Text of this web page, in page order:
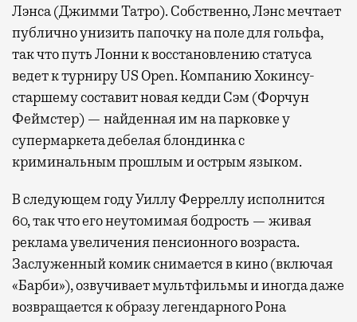
Лэнса (Джимми Татро). Собственно, Лэнс мечтает
публично унизить папочку на поле для гольфа,
так что путь Лонни к восстановлению статуса
ведет к турниру US Open. Компанию Хокинсу-
старшему составит новая кедди Сэм (Форчун
Феймстер) — найденная им на парковке у
супермаркета дебелая блондинка с
криминальным прошлым и острым языком.
В следующем году Уиллу Ферреллу исполнится
60, так что его неутомимая бодрость — живая
реклама увеличения пенсионного возраста.
Заслуженный комик снимается в кино (включая
«Барби»), озвучивает мультфильмы и иногда даже
возвращается к образу легендарного Рона